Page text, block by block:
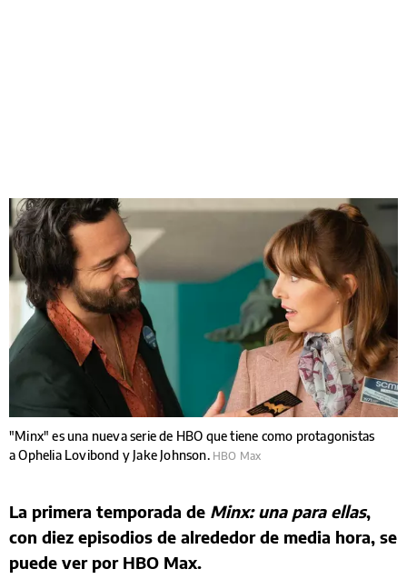
"Minx" es una nueva serie de HBO que tiene como protagonistas
a Ophelia Lovibond y Jake Johnson. HBO Max
La primera temporada de Minx: una para ellas,
con diez episodios de alrededor de media hora, se
puede ver por HBO Max.